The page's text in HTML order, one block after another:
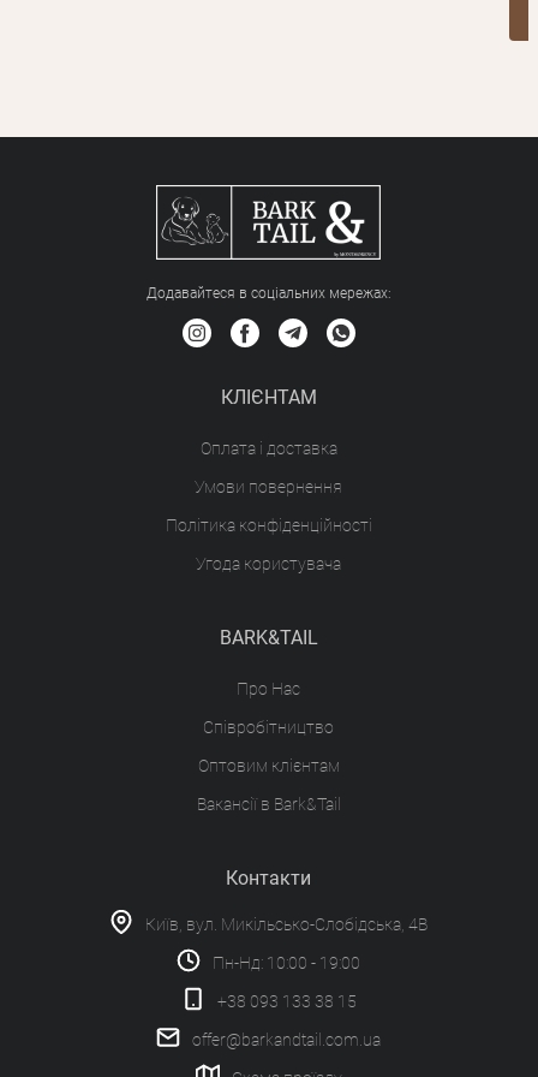
Додавайтеся в соціальних мережах:
КЛІЄНТАМ
Оплата і доставка
Умови повернення
Політика конфіденційності
Угода користувача
BARK&TAIL
Про Нас
Співробітництво
Оптовим клієнтам
Вакансії в Bark&Tail
Контакти
Київ, вул. Микільсько-Слобідська, 4В
Пн-Нд: 10:00 - 19:00
+38 093 133 38 15
offer@barkandtail.com.ua